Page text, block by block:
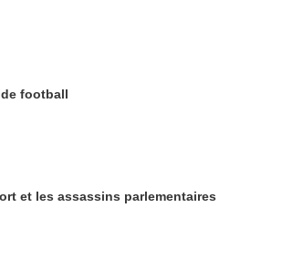
football
et les assassins parlementaires